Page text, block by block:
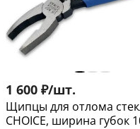
1 600 ₽/шт.
Щипцы для отлома
CHOICE, ширина губок